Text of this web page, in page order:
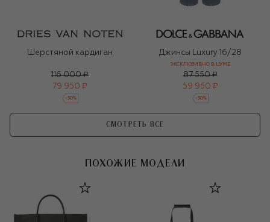
Шерстяной кардиган
116 000 ₽
79 950 ₽
-30%
Джинсы Luxury 16/28
ЭКСКЛЮЗИВНО В ЦУМЕ
87 550 ₽
59 950 ₽
-30%
СМОТРЕТЬ ВСЕ
ПОХОЖИЕ МОДЕЛИ